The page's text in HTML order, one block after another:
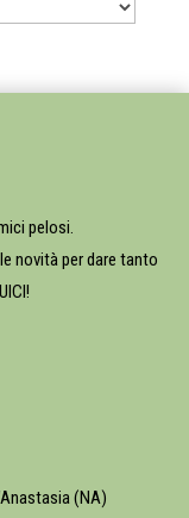
pelosi.
novità per dare tanto
(NA)